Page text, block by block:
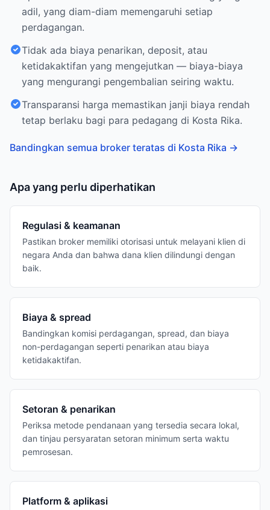
adil, yang diam-diam memengaruhi setiap
perdagangan.
Tidak ada biaya penarikan, deposit, atau
ketidakaktifan yang mengejutkan — biaya-biaya
yang mengurangi pengembalian seiring waktu.
Transparansi harga memastikan janji biaya rendah
tetap berlaku bagi para pedagang di Kosta Rika.
Bandingkan semua broker teratas di Kosta Rika →
Apa yang perlu diperhatikan
Regulasi & keamanan
Pastikan broker memiliki otorisasi untuk melayani klien di
negara Anda dan bahwa dana klien dilindungi dengan
baik.
Biaya & spread
Bandingkan komisi perdagangan, spread, dan biaya
non-perdagangan seperti penarikan atau biaya
ketidakaktifan.
Setoran & penarikan
Periksa metode pendanaan yang tersedia secara lokal,
dan tinjau persyaratan setoran minimum serta waktu
pemrosesan.
Platform & aplikasi